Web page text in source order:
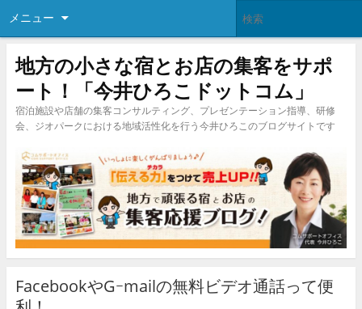
メニュー
地方の小さな宿とお店の集客をサポ
ート！「今井ひろこドットコム」
宿泊施設や店舗の集客コンサルティング、プレゼンテーション指導、研修
会、ジオパークにおける地域活性化を行う今井ひろこのブログサイトです
FacebookやGｰmailの無料ビデオ通話って便